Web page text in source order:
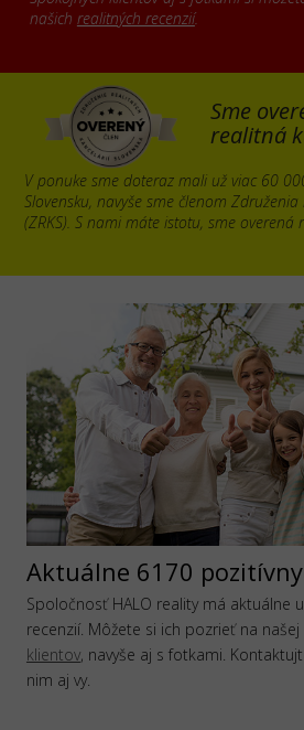
našich realitných recenzií.
Sme
realitná
V ponuke sme doteraz mali už viac 60
Slovensku, navyše sme členom
(ZRKS). S nami máte istotu, sme overená
Aktuálne 6170
Spoločnosť HALO reality má aktuálne
recenzií. Môžete si ich pozrieť na našej
klientov, navyše aj s fotkami.
nim aj vy.